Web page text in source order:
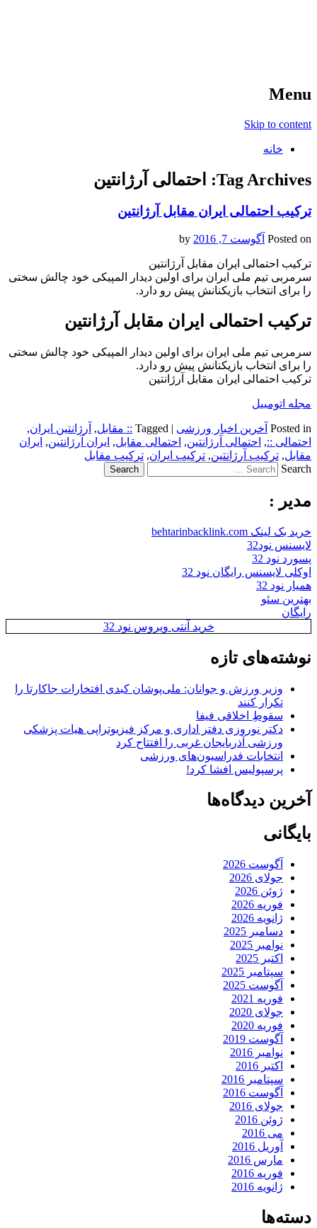
Menu
Skip to content
خانه
Tag Archives: احتمالی آرژانتین
ترکیب احتمالی ایران مقابل آرژانتین
Posted on آگوست 7, 2016
ترکیب احتمالی ایران مقابل آرژانتین
سرمربی تیم ملی ایران برای اولین دیدار المپیکی خود چالش سختی
را برای انتخاب بازیکنانش پیش رو دارد.
ترکیب احتمالی ایران مقابل آرژانتین
سرمربی تیم ملی ایران برای اولین دیدار المپیکی خود چالش سختی
را برای انتخاب بازیکنانش پیش رو دارد.
ترکیب احتمالی ایران مقابل آرژانتین
مجله اتومبیل
Posted in آخرین اخبار ورزشی |
Tagged :: مقابل, آرژانتین ایران,
احتمالی ::, احتمالی آرژانتین, احتمالی مقابل, ایران آرژانتین, ایران
مقابل, ترکیب آرژانتین, ترکیب ایران, ترکیب مقابل
Search
مدیر :
خرید بک لینک behtarinbacklink.com
لایسنس نود32
پسورد نود 32
اوکلی لایسنس رایگان نود 32
همیار نود 32
بهترین سئو
رایگان
خرید آنتی ویروس نود 32
نوشته‌های تازه
وزیر ورزش و جوانان: ملی‌پوشان کبدی افتخارات جاکارتا را
تکرار کنند
سقوطِ اخلاقی فیفا
دکتر نوروزی دفتر اداری و مرکز فیزیوتراپی هیات پزشکی
ورزشی آذربایجان غربی را افتتاح کرد
انتخابات فدراسیون‌های ورزشی
پرسپولیس افشا کرد!
آخرین دیدگاه‌ها
بایگانی
آگوست 2026
جولای 2026
ژوئن 2026
فوریه 2026
ژانویه 2026
دسامبر 2025
نوامبر 2025
اکتبر 2025
سپتامبر 2025
آگوست 2025
فوریه 2021
جولای 2020
فوریه 2020
آگوست 2019
نوامبر 2016
اکتبر 2016
سپتامبر 2016
آگوست 2016
جولای 2016
ژوئن 2016
می 2016
آوریل 2016
مارس 2016
فوریه 2016
ژانویه 2016
دسته‌ها